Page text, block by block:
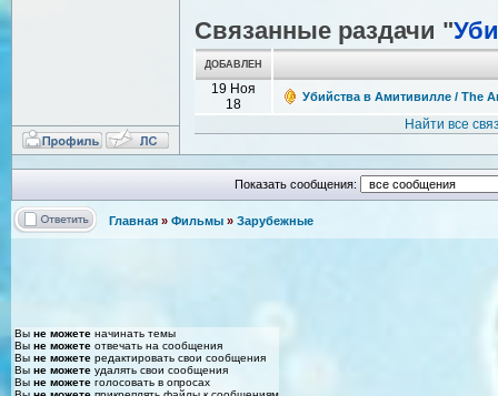
Связанные раздачи "
ДОБАВЛЕН
19 Ноя
18
Убийства в Амитивилле / The
Найти все
Показать сообщения:
Главная » Фильмы » Зарубежные
Вы не можете начинать темы
Вы не можете отвечать на сообщения
Вы не можете редактировать свои сообщения
Вы не можете удалять свои сообщения
Вы не можете голосовать в опросах